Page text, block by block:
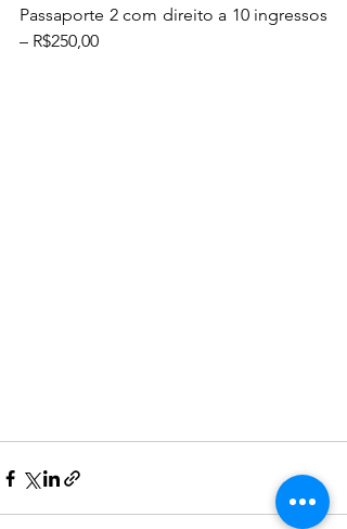
Passaporte 2 com direito a 10 ingressos
– R$250,00